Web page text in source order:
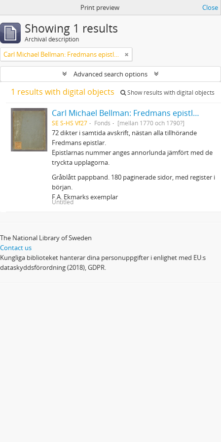
Print preview Close
Showing 1 results
Archival description
Carl Michael Bellman: Fredmans epistlar m.m.
Advanced search options
1 results with digital objects Show results with digital objects
Carl Michael Bellman: Fredmans epistlar m.m.
SE S-HS Vf27 Fonds [mellan 1770 och 1790?]
72 dikter i samtida avskrift, nästan alla tillhörande
Fredmans epistlar.
Epistlarnas nummer anges annorlunda jämfört med de
tryckta upplagorna.
Gråblått pappband. 180 paginerade sidor, med register i
början.
F.A. Ekmarks exemplar
Untitled
The National Library of Sweden
Contact us
Kungliga biblioteket hanterar dina personuppgifter i enlighet med EU:s
dataskyddsförordning (2018), GDPR.